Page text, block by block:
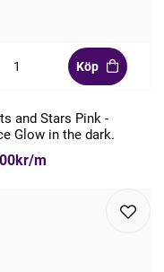
Köp
and Stars Pink -
Glow in the dark.
m